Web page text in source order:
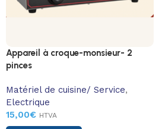
Appareil à croque-monsieur- 2
pinces
Matériel de cuisine/ Service,
Electrique
15,00€ HTVA